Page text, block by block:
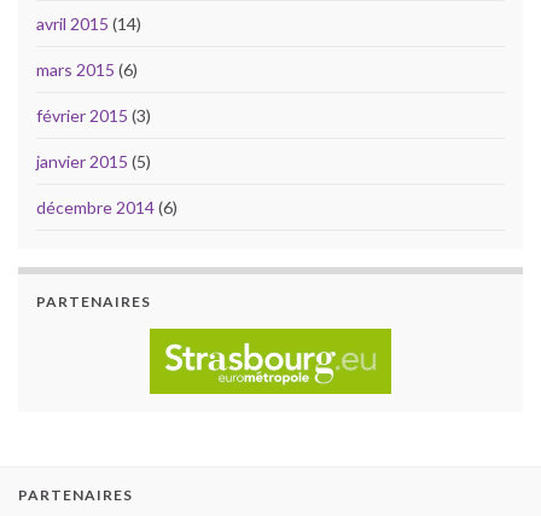
avril 2015 (14)
mars 2015 (6)
février 2015 (3)
janvier 2015 (5)
décembre 2014(6)
PARTENAIRES
PARTENAIRES